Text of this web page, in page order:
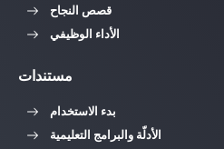
قصص النجاح
الأداء الوظيفي
مستندات
بدء الاستخدام
الأدلّة والبرامج التعليمية